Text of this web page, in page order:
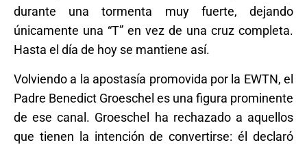
durante una tormenta muy fuerte, dejando
únicamente una “T” en vez de una cruz completa.
Hasta el día de hoy se mantiene así.
Volviendo a la apostasía promovida por la EWTN, el
Padre Benedict Groeschel es una figura prominente
de ese canal. Groeschel ha rechazado a aquellos
que tienen la intención de convertirse: él declaró